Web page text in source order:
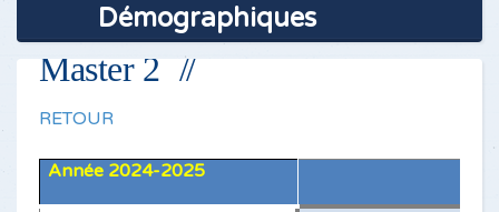
Démographiques
Master 2
RETOUR
Année 2024-2025